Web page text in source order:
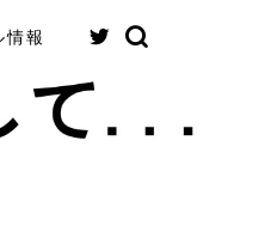
情報